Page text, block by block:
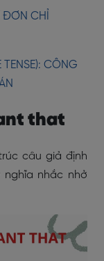
ĐƠN CHỈ
TENSE): CÔNG
that
câu giả định
nhắc nhở